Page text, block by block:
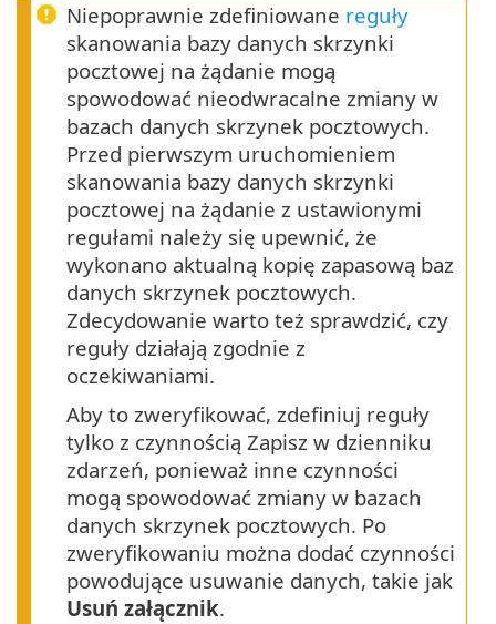
Niepoprawnie zdefiniowane reguły
skanowania bazy danych skrzynki
pocztowej na żądanie mogą
spowodować nieodwracalne zmiany w
bazach danych skrzynek pocztowych.
Przed pierwszym uruchomieniem
skanowania bazy danych skrzynki
pocztowej na żądanie z ustawionymi
regułami należy się upewnić, że
wykonano aktualną kopię zapasową baz
danych skrzynek pocztowych.
Zdecydowanie warto też sprawdzić, czy
reguły działają zgodnie z
oczekiwaniami.
Aby to zweryfikować, zdefiniuj reguły
tylko z czynnością Zapisz w dzienniku
zdarzeń, ponieważ inne czynności
mogą spowodować zmiany w bazach
danych skrzynek pocztowych. Po
zweryfikowaniu można dodać czynności
powodujące usuwanie danych, takie jak
Usuń załącznik.